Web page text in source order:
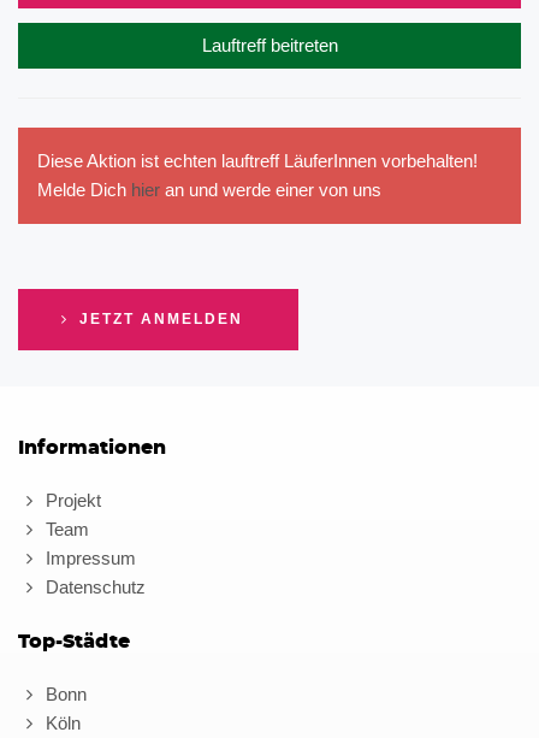
Lauftreff beitreten
Diese Aktion ist echten lauftreff LäuferInnen vorbehalten!
Melde Dich hier an und werde einer von uns
JETZT ANMELDEN
Informationen
Projekt
Team
Impressum
Datenschutz
Top-Städte
Bonn
Köln